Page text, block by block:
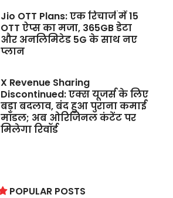
Jio OTT Plans: एक रिचार्ज में 15
OTT ऐप्स का मजा, 365GB डेटा
और अनलिमिटेड 5G के साथ नए
प्लान
X Revenue Sharing
Discontinued: एक्स यूजर्स के लिए
बड़ा बदलाव, बंद हुआ पुराना कमाई
मॉडल; अब ओरिजिनल कंटेंट पर
मिलेगा रिवॉर्ड
POPULAR POSTS